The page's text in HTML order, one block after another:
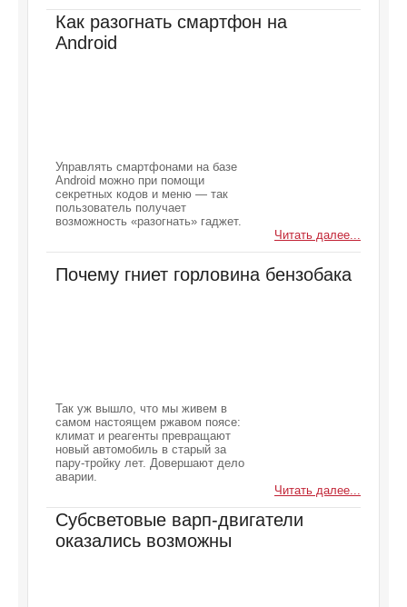
Как разогнать смартфон на
Android
Управлять смартфонами на базе
Android можно при помощи
секретных кодов и меню — так
пользователь получает
возможность «разогнать» гаджет.
Читать далее...
Почему гниет горловина бензобака
Так уж вышло, что мы живем в
самом настоящем ржавом поясе:
климат и реагенты превращают
новый автомобиль в старый за
пару-тройку лет. Довершают дело
аварии.
Читать далее...
Субсветовые варп-двигатели
оказались возможны